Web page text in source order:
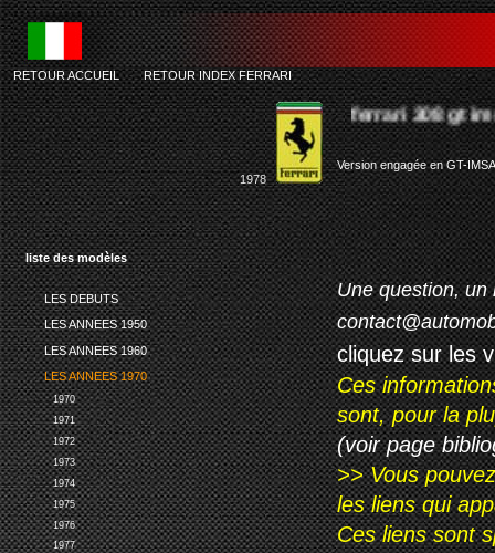
liste des modèles
LES DEBUTS
LES ANNEES 1950
LES ANNEES 1960
LES ANNEES 1970
1970
1971
1972
1973
1974
1975
1976
1977
ferrari 308 gt
RETOUR ACCUEIL-RETOUR INDEX FERRARI
1978
Version engagée en GT-
Une question, un
cliquez sur les
Ces
sont, pour la
(voir page
>> Vous
les liens qui
Ces liens sont